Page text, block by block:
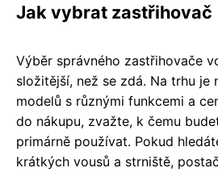
Jak vybrat zastřihovač
Výběr správného zastřihovače
složitější, než se zdá. Na trhu je
modelů s různými funkcemi a
do nákupu, zvažte, k čemu
primárně používat. Pokud
krátkých vousů a strniště,